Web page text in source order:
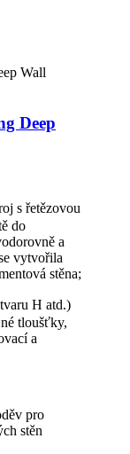
Deep
s řetězovou
do
a
vytvořila
stěna;
H atd.)
tloušťky,
a